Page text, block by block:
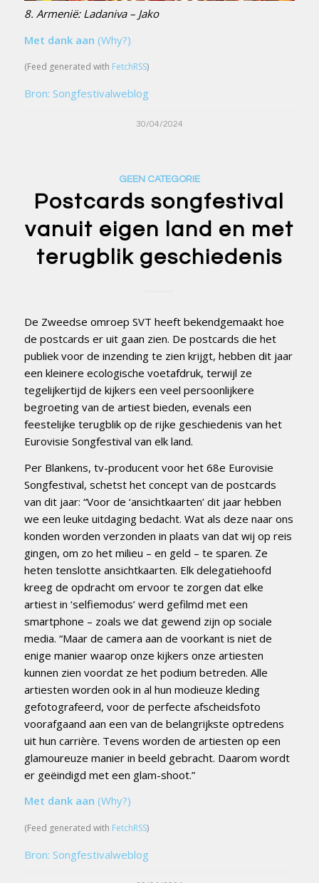
8. Armenië: Ladaniva – Jako
Met dank aan (Why?)
(Feed generated with FetchRSS)
Bron: Songfestivalweblog
30/04/2024
GEEN CATEGORIE
Postcards songfestival
vanuit eigen land en met
terugblik geschiedenis
De Zweedse omroep SVT heeft bekendgemaakt hoe
de postcards er uit gaan zien. De postcards die het
publiek voor de inzending te zien krijgt, hebben dit jaar
een kleinere ecologische voetafdruk, terwijl ze
tegelijkertijd de kijkers een veel persoonlijkere
begroeting van de artiest bieden, evenals een
feestelijke terugblik op de rijke geschiedenis van het
Eurovisie Songfestival van elk land.
Per Blankens, tv-producent voor het 68e Eurovisie
Songfestival, schetst het concept van de postcards
van dit jaar: “Voor de ‘ansichtkaarten’ dit jaar hebben
we een leuke uitdaging bedacht. Wat als deze naar ons
konden worden verzonden in plaats van dat wij op reis
gingen, om zo het milieu – en geld – te sparen. Ze
heten tenslotte ansichtkaarten. Elk delegatiehoofd
kreeg de opdracht om ervoor te zorgen dat elke
artiest in ‘selfiemodus’ werd gefilmd met een
smartphone – zoals we dat gewend zijn op sociale
media. “Maar de camera aan de voorkant is niet de
enige manier waarop onze kijkers onze artiesten
kunnen zien voordat ze het podium betreden. Alle
artiesten worden ook in al hun modieuze kleding
gefotografeerd, voor de perfecte afscheidsfoto
voorafgaand aan een van de belangrijkste optredens
uit hun carrière. Tevens worden de artiesten op een
glamoureuze manier in beeld gebracht. Daarom wordt
er geëindigd met een glam-shoot.”
Met dank aan (Why?)
(Feed generated with FetchRSS)
Bron: Songfestivalweblog